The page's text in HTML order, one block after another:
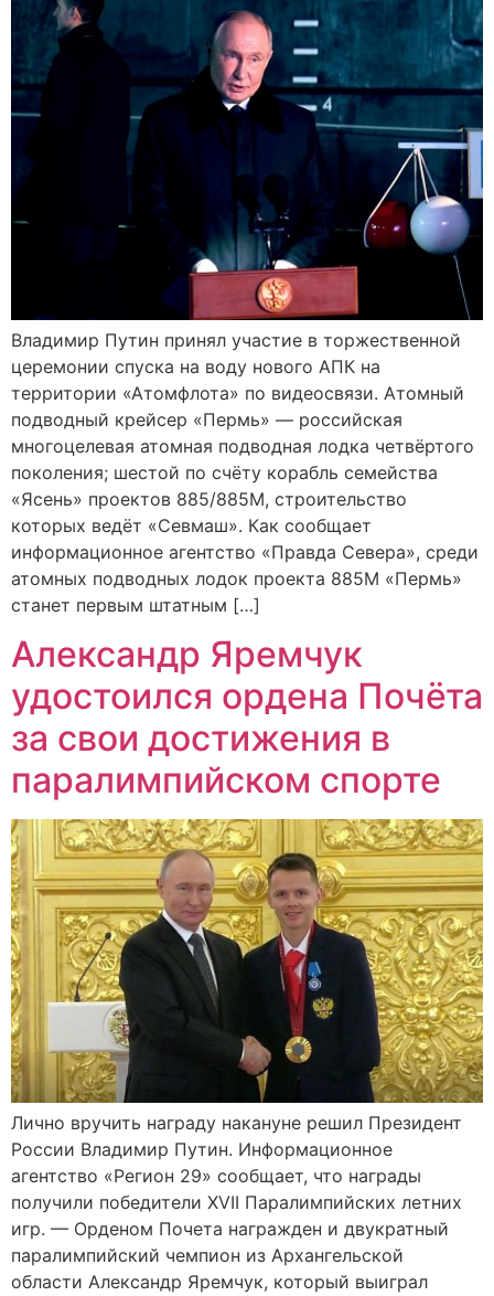
Владимир Путин принял участие в торжественной
церемонии спуска на воду нового АПК на
территории «Атомфлота» по видеосвязи. Атомный
подводный крейсер «Пермь» — российская
многоцелевая атомная подводная лодка четвёртого
поколения; шестой по счёту корабль семейства
«Ясень» проектов 885/885М, строительство
которых ведёт «Севмаш». Как сообщает
информационное агентство «Правда Севера», среди
атомных подводных лодок проекта 885М «Пермь»
станет первым штатным […]
Александр Яремчук
удостоился ордена Почёта
за свои достижения в
паралимпийском спорте
Лично вручить награду накануне решил Президент
России Владимир Путин. Информационное
агентство «Регион 29» сообщает, что награды
получили победители ХVII Паралимпийских летних
игр. — Орденом Почета награжден и двукратный
паралимпийский чемпион из Архангельской
области Александр Яремчук, который выиграл